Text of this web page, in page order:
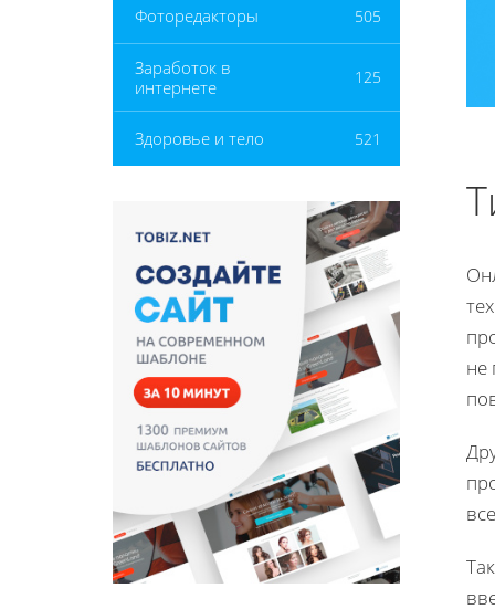
Фоторедакторы 505
Заработок в
интернете
125
Здоровье и тело 521
не